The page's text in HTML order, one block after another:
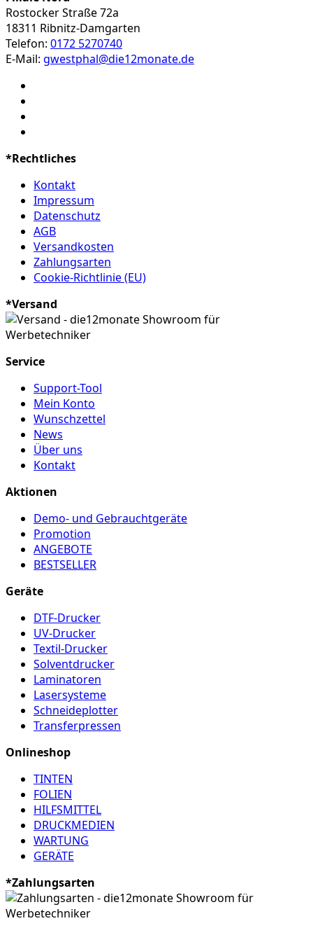
Rostocker Straße 72a
18311 Ribnitz-Damgarten
Telefon: 0172 5270740
E-Mail: gwestphal@die12monate.de
*Rechtliches
Kontakt
Impressum
Datenschutz
AGB
Versandkosten
Zahlungsarten
Cookie-Richtlinie (EU)
*Versand
Service
Support-Tool
Mein Konto
Wunschzettel
News
Über uns
Kontakt
Aktionen
Demo- und Gebrauchtgeräte
Promotion
ANGEBOTE
BESTSELLER
Geräte
DTF-Drucker
UV-Drucker
Textil-Drucker
Solventdrucker
Laminatoren
Lasersysteme
Schneideplotter
Transferpressen
Onlineshop
TINTEN
FOLIEN
HILFSMITTEL
DRUCKMEDIEN
WARTUNG
GERÄTE
*Zahlungsarten